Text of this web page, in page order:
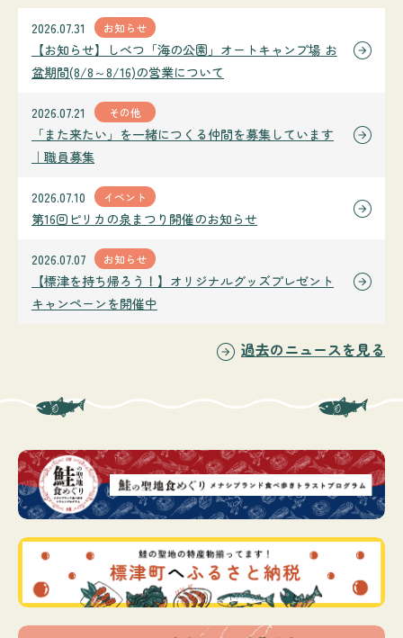
2026.07.31 お知らせ
【お知らせ】しべつ「海の公園」オートキャンプ場 お
盆期間(8/8～8/16)の営業について
2026.07.21 その他
「また来たい」を一緒につくる仲間を募集しています
｜職員募集
2026.07.10 イベント
第16回ピリカの泉まつり開催のお知らせ
2026.07.07 お知らせ
【標津を持ち帰ろう！】オリジナルグッズプレゼント
キャンペーンを開催中
過去のニュースを見る